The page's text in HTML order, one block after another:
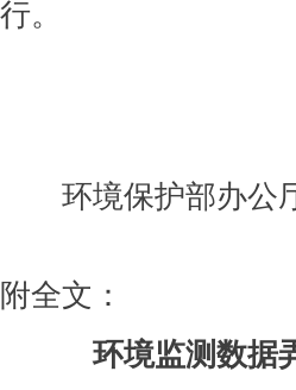
行。
环境保护部办公
附全文：
环境监测数据